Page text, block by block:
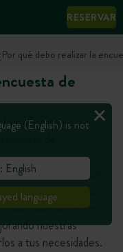
RESERVAR
qué debo realizar la
de
ello, una vez
de
necesidades como
en enviar tu opinión
atentamente.
nuestras
a tus necesidades.
(English) is not
English
language